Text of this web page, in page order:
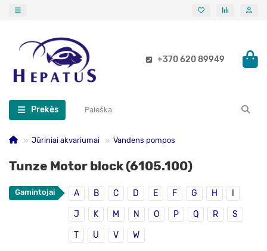
+370 620 89949
Prekės
Jūriniai akvariumai Vandens pompos
Tunze Motor block (6105.100)
Gamintojai A B C D E F G H
J K M N O P Q R S
T U V W